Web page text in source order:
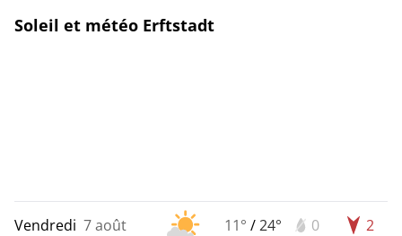
Soleil et météo Erftstadt
Vendredi 7 août 11° /24° 0 2